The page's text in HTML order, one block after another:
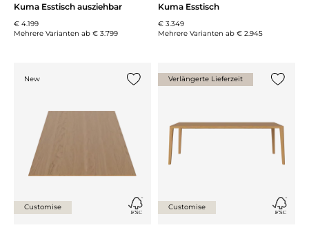
Kuma Esstisch ausziehbar
€ 4.199
Mehrere Varianten ab € 3.799
Kuma Esstisch
€ 3.349
Mehrere Varianten ab € 2.945
New
Customise
Verlängerte Lieferzeit
Customise